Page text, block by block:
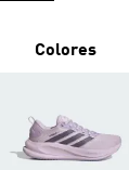
Colores